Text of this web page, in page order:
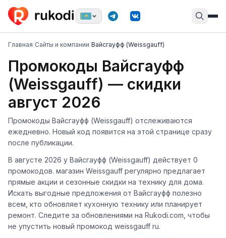
Главная/Сайты и компании/Вайсгауфф (Weissgauff)
Промокоды Вайсгауфф
(Weissgauff) — скидки
август 2026
Промокоды Вайсгауфф (Weissgauff) отслеживаются
ежедневно. Новый код появится на этой странице сразу
после публикации.
В августе 2026 у Вайсгауфф (Weissgauff) действует 0
промокодов. магазин Weissgauff регулярно предлагает
прямые акции и сезонные скидки на технику для дома.
Искать выгодные предложения от Вайсгауфф полезно
всем, кто обновляет кухонную технику или планирует
ремонт. Следите за обновлениями на Rukodi.com, чтобы
не упустить новый промокод weissgauff ru.